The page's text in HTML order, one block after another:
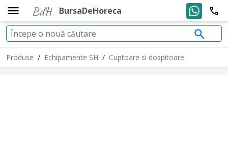
BursaDeHoreca
Produse / Echipamente SH / Cuptoare si dospitoare